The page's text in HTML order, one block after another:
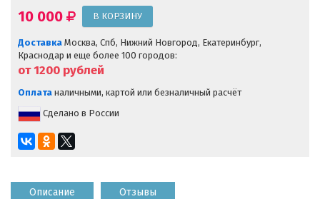
10 000
Доставка Москва, Спб, Нижний Новгород, Екатеринбург,
Краснодар и еще более 100 городов:
от 1200 рублей
Оплата наличными, картой или безналичный расчёт
Сделано в России
Описание Отзывы